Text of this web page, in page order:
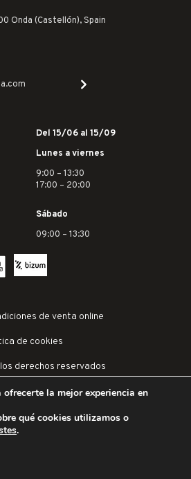
la mejor experiencia en
qué cookies utilizamos o
.
Onda (Castellón), Spain
Del 15/06 al 15/09
Lunes a viernes
9:00 – 13:30
17:00 – 20:00
Sábado
09:00 – 13:30
derechos reservados
de venta online
de cookies